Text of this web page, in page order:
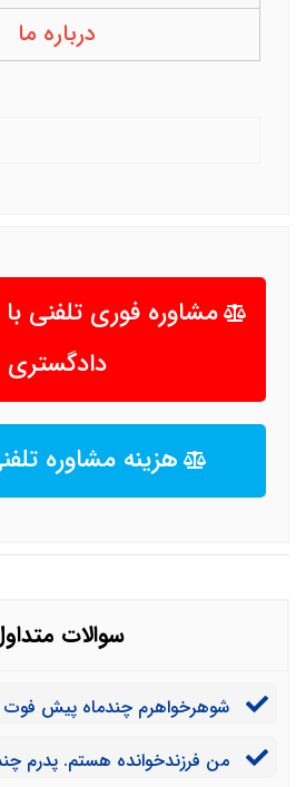
درباره ما
مشاوره فوری تلفنی
دادگستری
هزینه مشاوره
سوالات
شوهرخواهرم چندماه پیش
من فرزندخوانده هستم. پدرم